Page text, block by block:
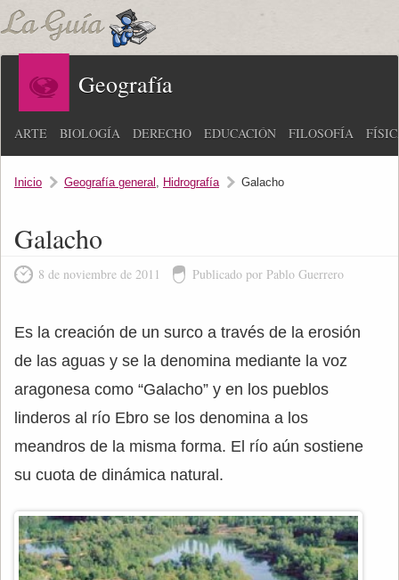
Geografía
ARTE BIOLOGÍA DERECHO EDUCACIÓN FILOSOFÍA
Inicio Geografía general , Hidrografía Galacho
Galacho
8 de noviembre de 2011 Publicado por Pablo Guerrero
Es la creación de un surco a través de la erosión
de las aguas y se la denomina mediante la voz
aragonesa como “Galacho” y en los pueblos
linderos al río Ebro se los denomina a los
meandros de la misma forma. El río aún sostiene
su cuota de dinámica natural.